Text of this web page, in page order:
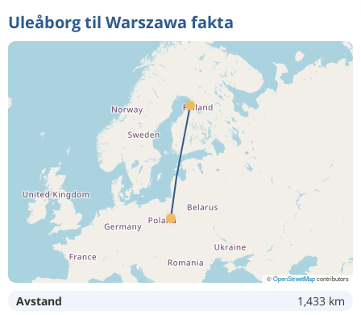
Uleåborg til Warszawa fakta
©OpenStreetMapcontributors
Avstand 1,433 km